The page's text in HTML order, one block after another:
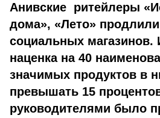
Анивские ритейлеры
дома», «Лето» продлили
социальных магазинов.
наценка на 40
значимых продуктов в
превышать 15
руководителями было